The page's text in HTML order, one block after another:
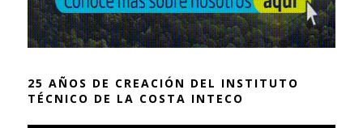
25 AÑOS DE CREACIÓN DEL INSTITUTO
TÉCNICO DE LA COSTA INTECO